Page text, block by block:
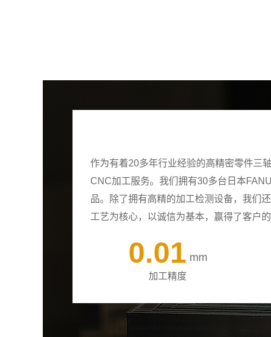
作为有着20多年行业经验的高精密零件三
CNC加工服务。我们拥有30多台日本
品。除了拥有高精的加工检测设备，我们
工艺为核心，以诚信为基本，赢得了客户
0.01 mm
加工精度